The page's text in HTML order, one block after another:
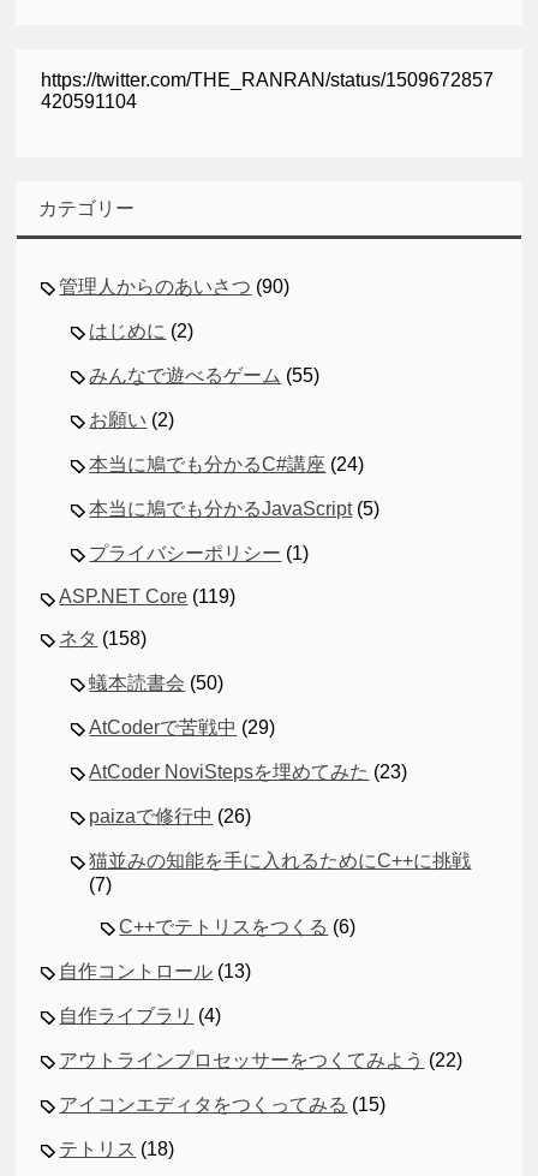
https://twitter.com/THE_RANRAN/status/1509672857
420591104
カテゴリー
管理人からのあいさつ (90)
はじめに (2)
みんなで遊べるゲーム (55)
お願い (2)
本当に鳩でも分かるC#講座 (24)
本当に鳩でも分かるJavaScript(5)
プライバシーポリシー (1)
ASP.NET Core (119)
ネタ (158)
蟻本読書会 (50)
AtCoderで苦戦中 (29)
AtCoder NoviStepsを埋めてみた (23)
paizaで修行中 (26)
猫並みの知能を手に入れるためにC++に挑戦
(7)
C++でテトリスをつくる (6)
自作コントロール (13)
自作ライブラリ (4)
アウトラインプロセッサーをつくてみよう (22)
アイコンエディタをつくってみる (15)
テトリス (18)